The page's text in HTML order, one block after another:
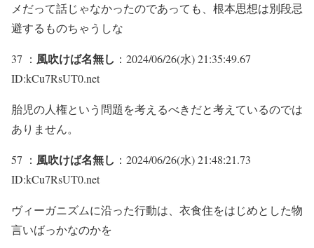
メだって話じゃなかったのであっても、根本思想は別段忌
避するものちゃうしな
37 ： 風吹けば名無し ：2024/06/26(水) 21:35:49.67
ID:kCu7RsUT0.net
胎児の人権という問題を考えるべきだと考えているのでは
ありません。
57 ： 風吹けば名無し ：2024/06/26(水) 21:48:21.73
ID:kCu7RsUT0.net
ヴィーガニズムに沿った行動は、衣食住をはじめとした物
言いばっかなのかを